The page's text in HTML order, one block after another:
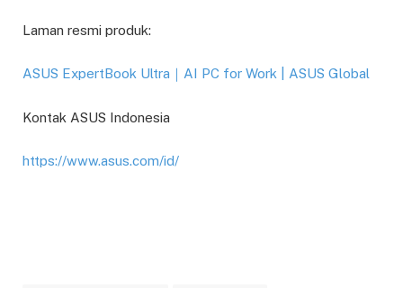
Laman resmi produk:
ASUS ExpertBook Ultra｜AI PC for Work | ASUS Global
Kontak ASUS Indonesia
https://www.asus.com/id/